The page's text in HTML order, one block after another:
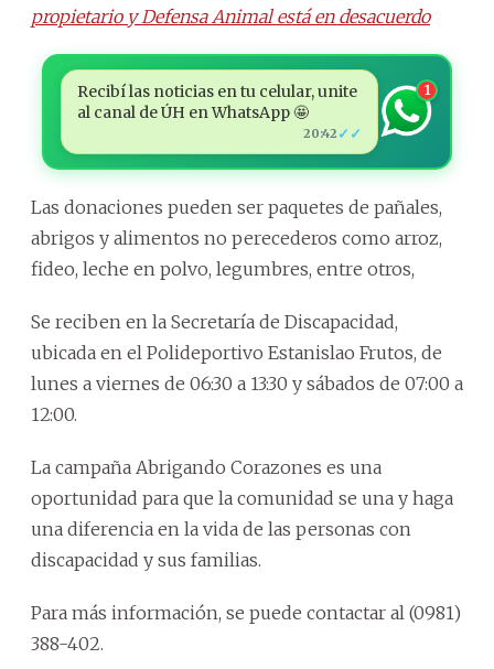
propietario y Defensa Animal está en desacuerdo
Recibí las noticias en tu celular, unite
al canal de ÚH en WhatsApp 🤩
20:42 ✓✓
1
Las donaciones pueden ser paquetes de pañales,
abrigos y alimentos no perecederos como arroz,
fideo, leche en polvo, legumbres, entre otros,
Se reciben en la Secretaría de Discapacidad,
ubicada en el Polideportivo Estanislao Frutos, de
lunes a viernes de 06:30 a 13:30 y sábados de 07:00 a
12:00.
La campaña Abrigando Corazones es una
oportunidad para que la comunidad se una y haga
una diferencia en la vida de las personas con
discapacidad y sus familias.
Para más información, se puede contactar al (0981)
388-402.